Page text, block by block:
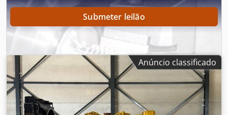
Submeter leilão
Anúncio classificado